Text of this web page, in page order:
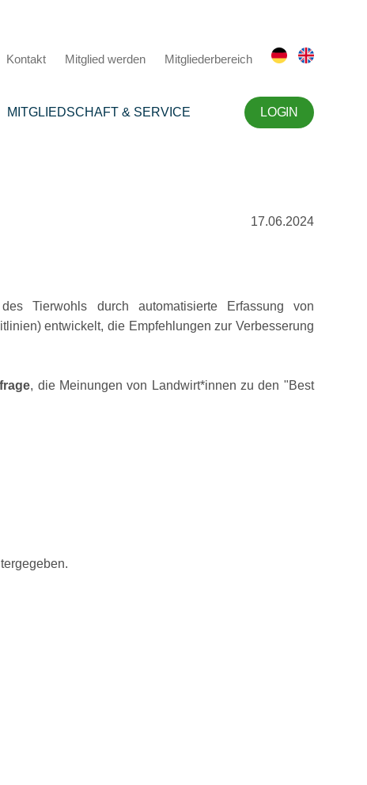
Kontakt Mitglied werden Mitgliederbereich
MITGLIEDSCHAFT & SERVICE LOGIN
17.06.2024
Tierwohls durch automatisierte Erfassung von
entwickelt, die Empfehlungen zur Verbesserung
, die Meinungen von Landwirt*innen zu den
Best